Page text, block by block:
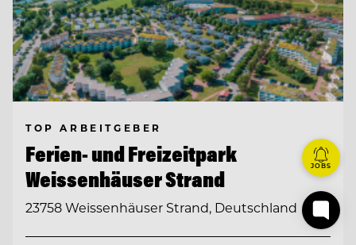
TOP ARBEITGEBER
Ferien- und Freizeitpark
Weissenhäuser Strand
23758 Weissenhäuser Strand, Deutschland
JOBS